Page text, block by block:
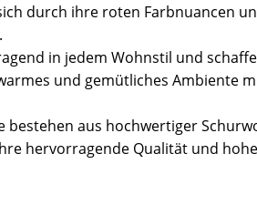
durch ihre roten Farbnuancen
in jedem Wohnstil und
und gemütliches Ambiente
bestehen aus hochwertiger
hervorragende Qualität und hohe